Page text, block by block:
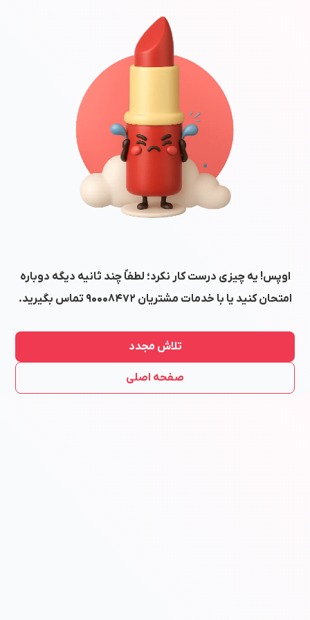
اوپس! یه چیزی درست کار نکرد؛ لطفاً چند ثانیه دیگه دوباره
امتحان کنید یا با خدمات مشتریان ۹۰۰۰۸۴۷۲ تماس بگیرید.
تلاش مجدد
صفحه اصلی